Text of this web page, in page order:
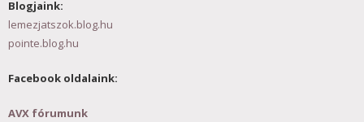
Blogjaink:
lemezjatszok.blog.hu
pointe.blog.hu
Facebook oldalaink:
AVX fórumunk